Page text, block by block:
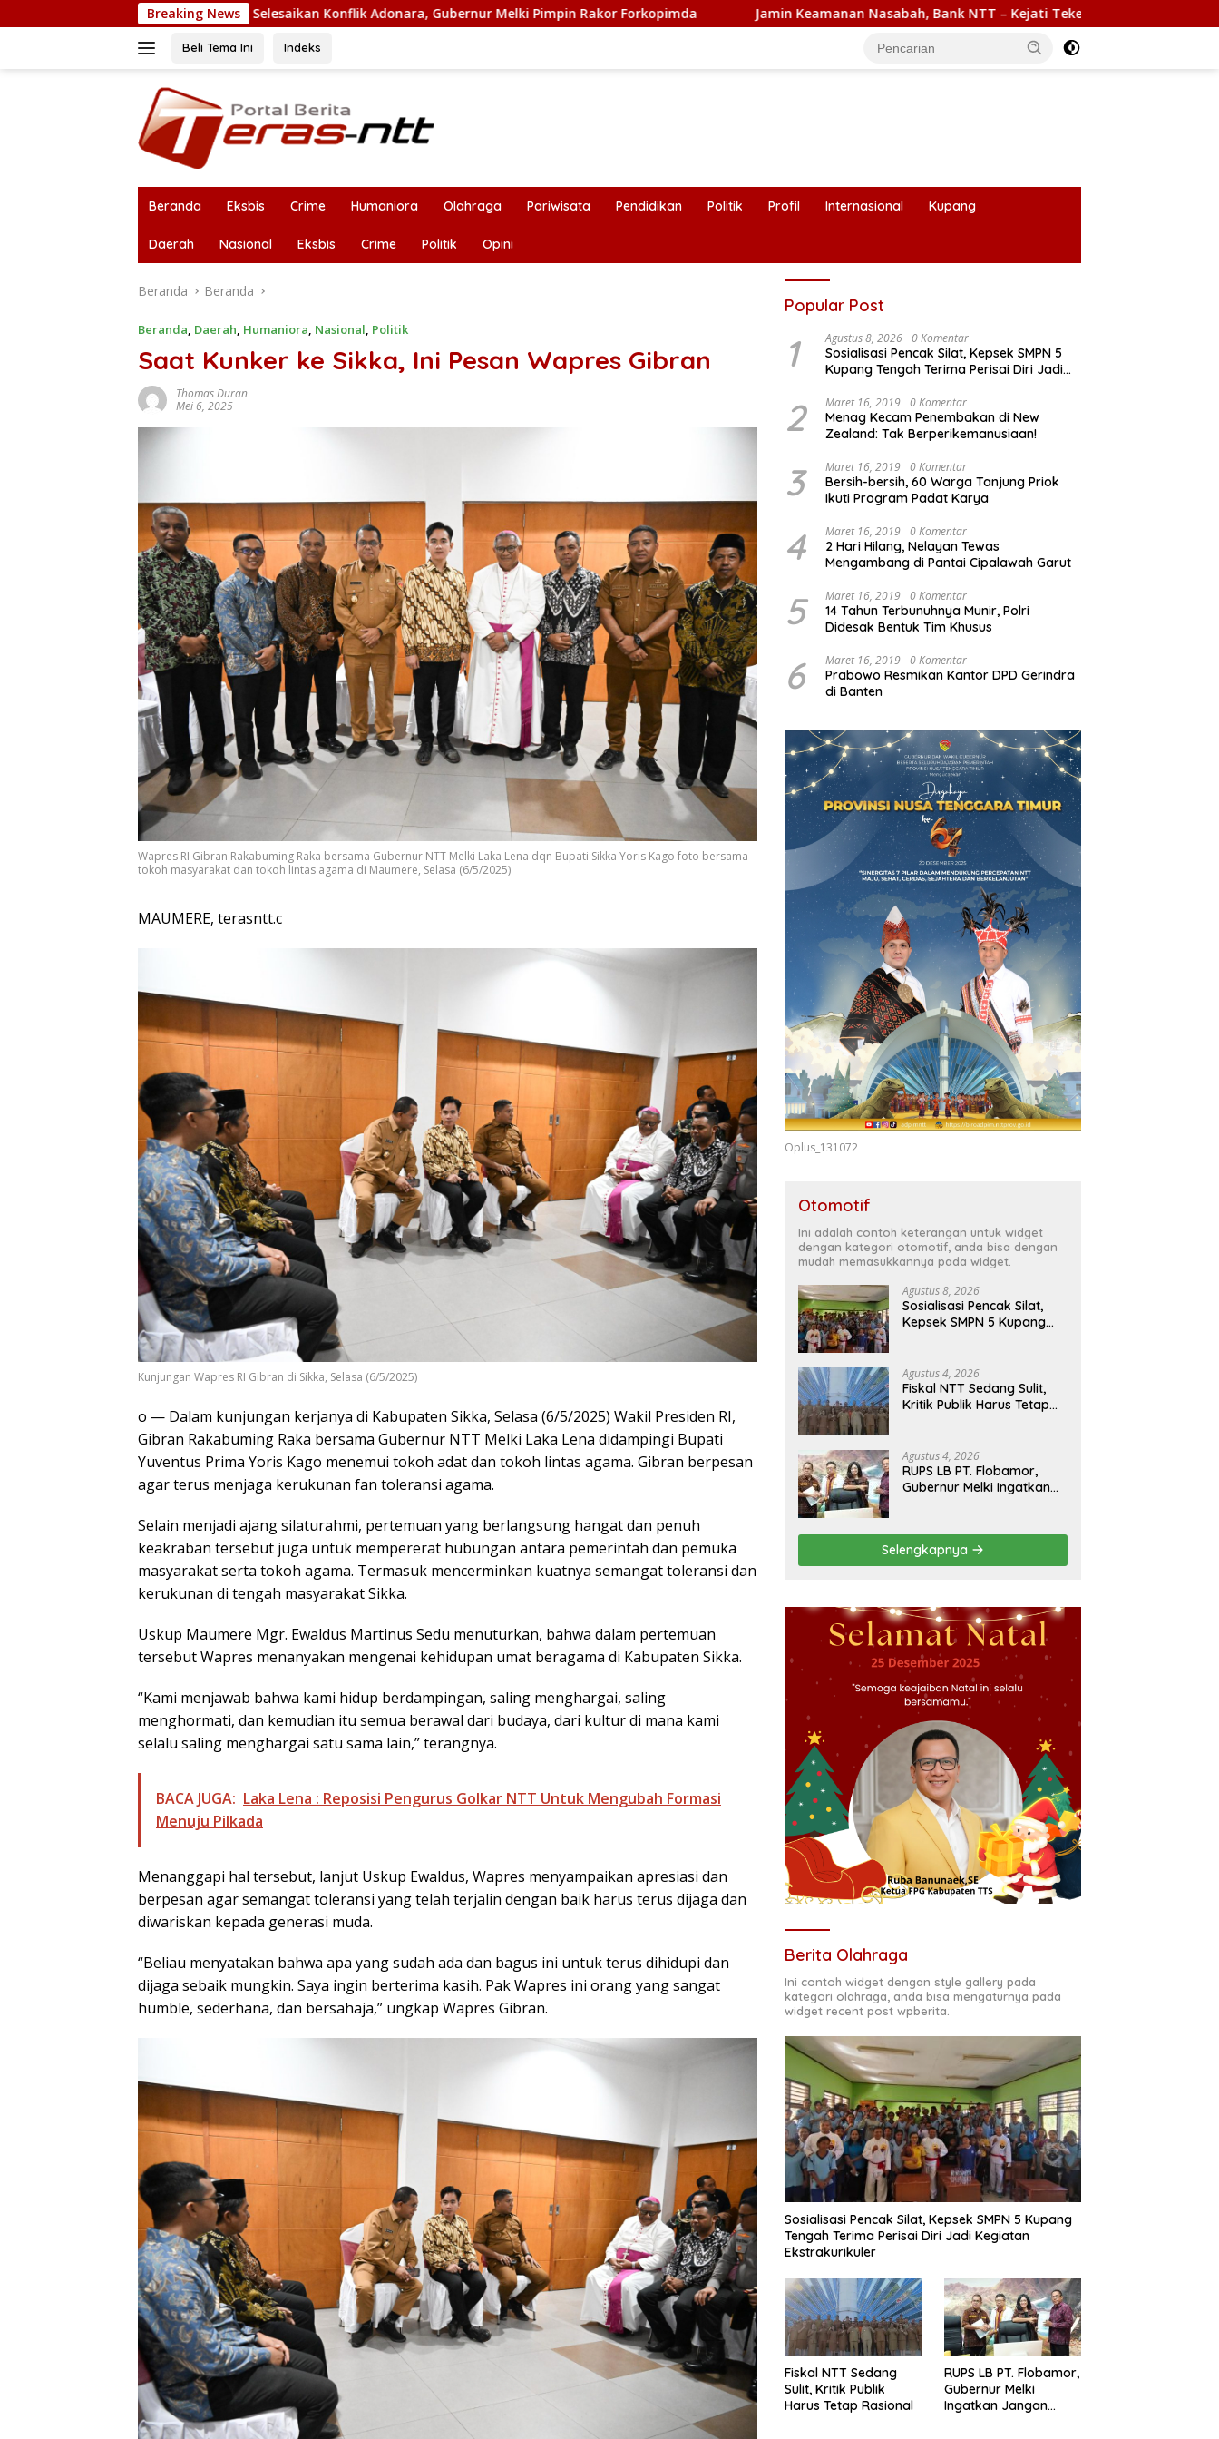
ke
Breaking News
Selesaikan Konflik Adonara, Gubernur Melki Pimpin Rakor Forkopimda Jamin Keamanan Nasabah, Bank NTT – Kejati Teken MoU
Beli Tema Ini Indeks
Beranda Eksbis Crime Humaniora Olahraga Pariwisata Pendidikan Politik Profil Internasional Kupang
Daerah Nasional Eksbis Crime Politik Opini
Beranda Beranda
Beranda, Daerah, Humaniora, Nasional, Politik
Saat Kunker ke Sikka, Ini Pesan Wapres Gibran
Thomas Duran
Mei 6, 2025
Wapres RI Gibran Rakabuming Raka bersama Gubernur NTT Melki Laka Lena dqn Bupati Sikka Yoris Kago foto bersama
tokoh masyarakat dan tokoh lintas agama di Maumere, Selasa (6/5/2025)
MAUMERE, terasntt.c
Kunjungan Wapres RI Gibran di Sikka, Selasa (6/5/2025)
o — Dalam kunjungan kerjanya di Kabupaten Sikka, Selasa (6/5/2025) Wakil Presiden RI,
Gibran Rakabuming Raka bersama Gubernur NTT Melki Laka Lena didampingi Bupati
Yuventus Prima Yoris Kago menemui tokoh adat dan tokoh lintas agama. Gibran berpesan
agar terus menjaga kerukunan fan toleransi agama.
Selain menjadi ajang silaturahmi, pertemuan yang berlangsung hangat dan penuh
keakraban tersebut juga untuk mempererat hubungan antara pemerintah dan pemuka
masyarakat serta tokoh agama. Termasuk mencerminkan kuatnya semangat toleransi dan
kerukunan di tengah masyarakat Sikka.
Uskup Maumere Mgr. Ewaldus Martinus Sedu menuturkan, bahwa dalam pertemuan
tersebut Wapres menanyakan mengenai kehidupan umat beragama di Kabupaten Sikka.
“Kami menjawab bahwa kami hidup berdampingan, saling menghargai, saling
menghormati, dan kemudian itu semua berawal dari budaya, dari kultur di mana kami
selalu saling menghargai satu sama lain,” terangnya.
BACA JUGA: Laka Lena : Reposisi Pengurus Golkar NTT Untuk Mengubah Formasi
Menuju Pilkada
Menanggapi hal tersebut, lanjut Uskup Ewaldus, Wapres menyampaikan apresiasi dan
berpesan agar semangat toleransi yang telah terjalin dengan baik harus terus dijaga dan
diwariskan kepada generasi muda.
“Beliau menyatakan bahwa apa yang sudah ada dan bagus ini untuk terus dihidupi dan
dijaga sebaik mungkin. Saya ingin berterima kasih. Pak Wapres ini orang yang sangat
humble, sederhana, dan bersahaja,” ungkap Wapres Gibran.
Popular Post
1 Agustus 8, 2026 0 Komentar
Sosialisasi Pencak Silat, Kepsek SMPN 5
Kupang Tengah Terima Perisai Diri Jadi
2 Maret 16, 2019 0 Komentar
Menag Kecam Penembakan di New
Zealand: Tak Berperikemanusiaan!
3 Maret 16, 2019 0 Komentar
Bersih-bersih, 60 Warga Tanjung Priok
Ikuti Program Padat Karya
4 Maret 16, 2019 0 Komentar
2 Hari Hilang, Nelayan Tewas
Mengambang di Pantai Cipalawah Garut
5 Maret 16, 2019 0 Komentar
14 Tahun Terbunuhnya Munir, Polri
Didesak Bentuk Tim Khusus
6 Maret 16, 2019 0 Komentar
Prabowo Resmikan Kantor DPD Gerindra
di Banten
Oplus_131072
Otomotif
Ini adalah contoh keterangan untuk widget
dengan kategori otomotif, anda bisa dengan
mudah memasukkannya pada widget.
Agustus 8, 2026
Sosialisasi Pencak Silat,
Kepsek SMPN 5 Kupang
Ekstrakurikuler
Agustus 4, 2026
Fiskal NTT Sedang Sulit,
Kritik Publik Harus Tetap
Agustus 4, 2026
RUPS LB PT. Flobamor,
Gubernur Melki Ingatkan
Fondasinya Belum Kuat
Selengkapnya
Berita Olahraga
Ini contoh widget dengan style gallery pada
kategori olahraga, anda bisa mengaturnya pada
widget recent post wpberita.
Sosialisasi Pencak Silat, Kepsek SMPN 5 Kupang
Tengah Terima Perisai Diri Jadi Kegiatan
Ekstrakurikuler
Fiskal NTT Sedang
Sulit, Kritik Publik
Harus Tetap Rasional
RUPS LB PT. Flobamor,
Gubernur Melki
Ingatkan Jangan